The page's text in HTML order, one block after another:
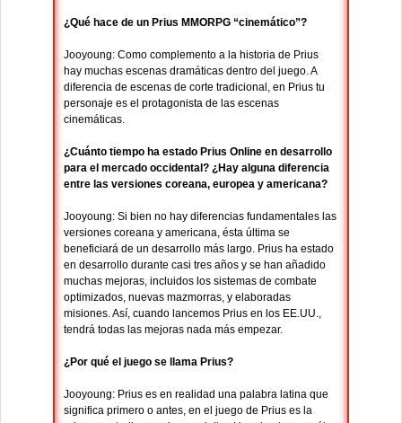
¿Qué hace de un Prius MMORPG “cinemático”?
Jooyoung: Como complemento a la historia de Prius
hay muchas escenas dramáticas dentro del juego. A
diferencia de escenas de corte tradicional, en Prius tu
personaje es el protagonista de las escenas
cinemáticas.
¿Cuánto tiempo ha estado Prius Online en desarrollo
para el mercado occidental? ¿Hay alguna diferencia
entre las versiones coreana, europea y americana?
Jooyoung: Si bien no hay diferencias fundamentales las
versiones coreana y americana, ésta última se
beneficiará de un desarrollo más largo. Prius ha estado
en desarrollo durante casi tres años y se han añadido
muchas mejoras, incluidos los sistemas de combate
optimizados, nuevas mazmorras, y elaboradas
misiones. Así, cuando lancemos Prius en los EE.UU.,
tendrá todas las mejoras nada más empezar.
¿Por qué el juego se llama Prius?
Jooyoung: Prius es en realidad una palabra latina que
significa primero o antes, en el juego de Prius es la